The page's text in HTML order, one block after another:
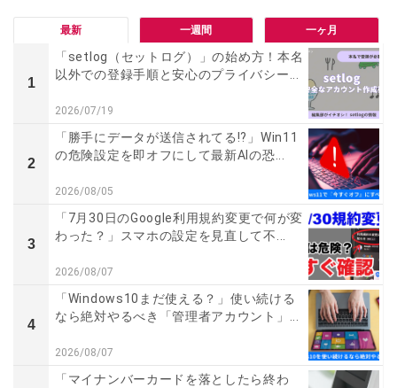
最新 一週間 一ヶ月
1
「setlog（セットログ）」の始め方！本名
以外での登録手順と安心のプライバシー...
2026/07/19
2
「勝手にデータが送信されてる!?」Win11
の危険設定を即オフにして最新AIの恐...
2026/08/05
3
「7月30日のGoogle利用規約変更で何が変
わった？」スマホの設定を見直して不...
2026/08/07
4
「Windows10まだ使える？」使い続ける
なら絶対やるべき「管理者アカウント」...
2026/08/07
「マイナンバーカードを落としたら終わ